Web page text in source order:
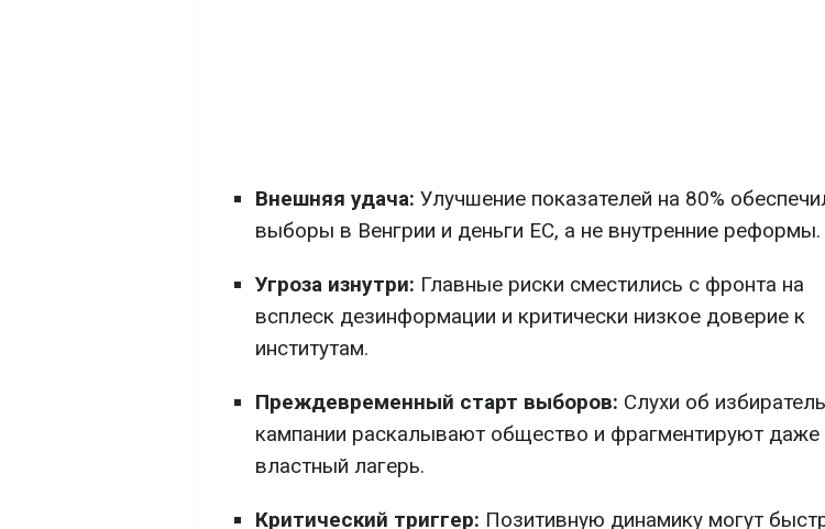
Внешняя удача: Улучшение показателей на 80%
выборы в Венгрии и деньги ЕС, а не внутренние реформы.
Угроза изнутри: Главные риски сместились с фронта на
всплеск дезинформации и критически низкое доверие к
институтам.
Преждевременный старт выборов: Слухи об
кампании раскалывают общество и фрагментируют даже
властный лагерь.
Критический триггер: Позитивную динамику могут